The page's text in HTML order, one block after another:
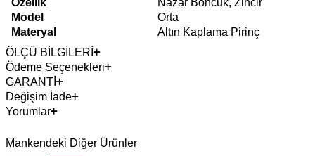
Model
Orta
Materyal
Altın Kaplama Pirinç
ÖLÇÜ BİLGİLERİ
Ödeme Seçenekleri
GARANTİ
Değişim İade
Yorumlar
Mankendeki Diğer Ürünler